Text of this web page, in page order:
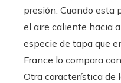
presión. Cuando esta
el aire caliente hacia
especie de tapa que
France lo compara
Otra característica de